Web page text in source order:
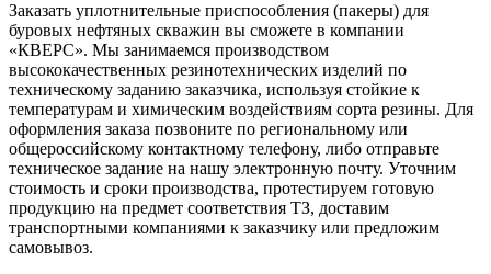
Заказать уплотнительные приспособления (пакеры) для
буровых нефтяных скважин вы сможете в компании
«КВЕРС». Мы занимаемся производством
высококачественных резинотехнических изделий по
техническому заданию заказчика, используя стойкие к
температурам и химическим воздействиям сорта резины. Для
оформления заказа позвоните по региональному или
общероссийскому контактному телефону, либо отправьте
техническое задание на нашу электронную почту. Уточним
стоимость и сроки производства, протестируем готовую
продукцию на предмет соответствия ТЗ, доставим
транспортными компаниями к заказчику или предложим
самовывоз.